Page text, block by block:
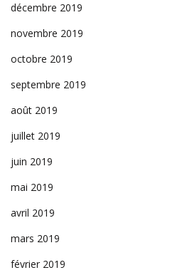
décembre 2019
novembre 2019
octobre 2019
septembre 2019
août 2019
juillet 2019
juin 2019
mai 2019
avril 2019
mars 2019
février 2019